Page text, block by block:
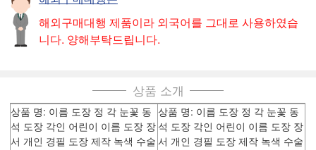
해외구매대행 제품이라 외국어를 그대로 사용하였습
니다. 양해부탁드립니다.
상품 소개
상품 명: 이름 도장 정 각 눈꽃 동
석 도장 각인 어린이 이름 도장 장
서 개인 경필 도장 제작 녹색 수술
상품 명: 이름 도장 정 각 눈꽃 동
석 도장 각인 어린이 이름 도장 장
서 개인 경필 도장 제작 녹색 수술